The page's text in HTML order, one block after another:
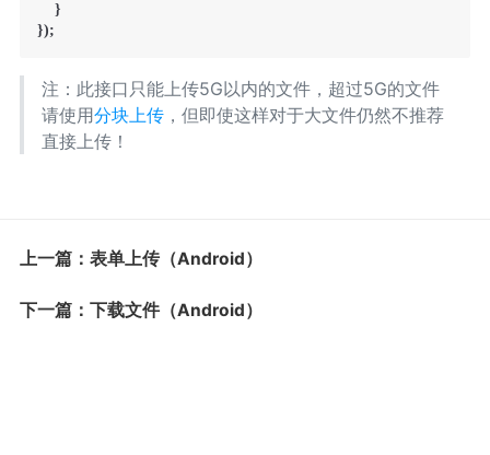
    }
注：此接口只能上传5G以内的文件，超过5G的文件
请使用分块上传，但即使这样对于大文件仍然不推荐
直接上传！
上一篇：表单上传（Android）
下一篇：下载文件（Android）